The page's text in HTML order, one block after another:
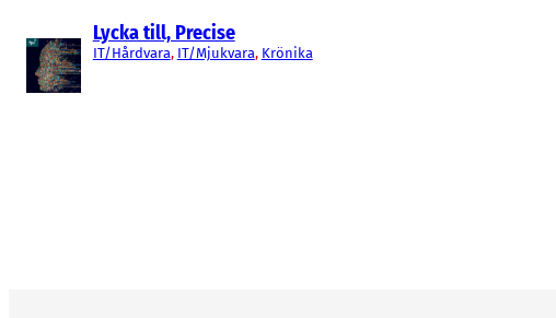
Lycka till, Precise
IT/Hårdvara, IT/Mjukvara, Krönika